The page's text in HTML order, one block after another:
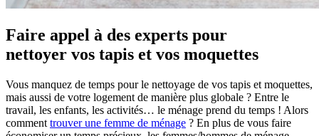
Faire appel à des experts pour
nettoyer vos tapis et vos moquettes
Vous manquez de temps pour le nettoyage de vos tapis et moquettes,
mais aussi de votre logement de manière plus globale ? Entre le
travail, les enfants, les activités… le ménage prend du temps ! Alors
comment trouver une femme de ménage ? En plus de vous faire